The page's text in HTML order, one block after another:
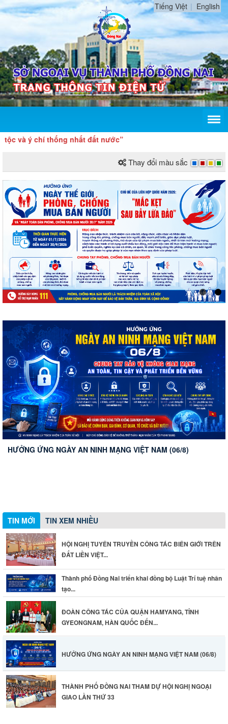
Tiếng Việt English
chí thống nhất đất nước”
Thay đổi màu sắc
TIN MỚI TIN XEM NHIỀU
Thành phố Đồng Nai triển khai đồng bộ Luật Trí tuệ nhân
tạo và Nghị định số 142/2026/NĐ-CP: Thúc đẩy phát triển AI
an toàn, có trách nhiệm và vì người dân
HƯỞNG ỨNG NGÀY AN NINH MẠNG VIỆT NAM (06/8)
HỘI NGHỊ TUYÊN TRUYỀN CÔNG TÁC BIÊN GIỚI TRÊN
ĐẤT LIỀN VIỆT...
Thành phố Đồng Nai triển khai đồng bộ Luật Trí tuệ nhân
tạo...
ĐOÀN CÔNG TÁC CỦA QUẬN HAMYANG, TỈNH
GYEONGNAM, HÀN QUỐC ĐẾN...
HƯỞNG ỨNG NGÀY AN NINH MẠNG VIỆT NAM (06/8)
THÀNH PHỐ ĐỒNG NAI THAM DỰ HỘI NGHỊ NGOẠI
GIAO LẦN THỨ 33